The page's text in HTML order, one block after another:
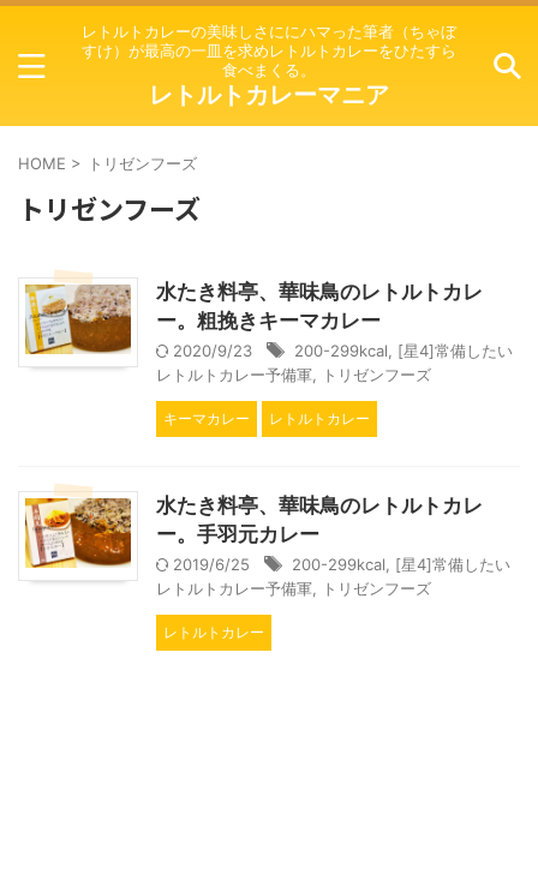
レトルトカレーの美味しさににハマった筆者（ちゃぼ
すけ）が最高の一皿を求めレトルトカレーをひたすら
食べまくる。
レトルトカレーマニア
HOME > トリゼンフーズ
トリゼンフーズ
水たき料亭、華味鳥のレトルトカレ
ー。粗挽きキーマカレー
2020/9/23 200-299kcal
[星4]常備したい
レトルトカレー予備軍
トリゼンフーズ
キーマカレー レトルトカレー
水たき料亭、華味鳥のレトルトカレ
ー。手羽元カレー
2019/6/25 200-299kcal
[星4]常備したい
レトルトカレー予備軍
トリゼンフーズ
レトルトカレー